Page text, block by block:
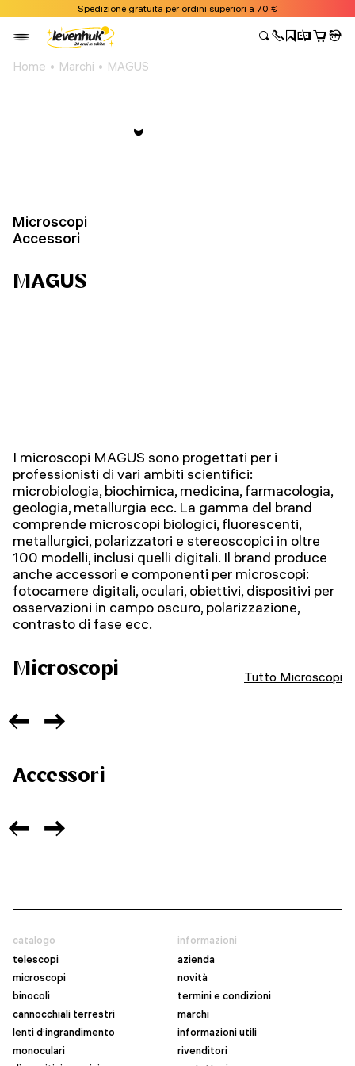
Spedizione gratuita per ordini superiori a 70 €
Home Marchi MAGUS
Microscopi
Accessori
MAGUS
I microscopi MAGUS sono progettati per i
professionisti di vari ambiti scientifici:
microbiologia, biochimica, medicina, farmacologia,
geologia, metallurgia ecc. La gamma del brand
comprende microscopi biologici, fluorescenti,
metallurgici, polarizzatori e stereoscopici in oltre
100 modelli, inclusi quelli digitali. Il brand produce
anche accessori e componenti per microscopi:
fotocamere digitali, oculari, obiettivi, dispositivi per
osservazioni in campo oscuro, polarizzazione,
contrasto di fase ecc.
Microscopi Tutto Microscopi
Accessori
catalogo
telescopi
microscopi
binocoli
cannocchiali terrestri
lenti d’ingrandimento
monoculari
informazioni
azienda
novità
termini e condizioni
marchi
informazioni utili
rivenditori